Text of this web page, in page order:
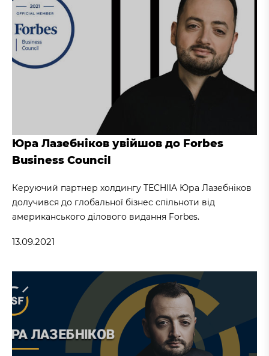
Юра Лазебніков увійшов до Forbes
Business Council
Керуючий партнер холдингу TECHIIA Юра Лазебніков
долучився до глобальної бізнес спільноти від
американського ділового видання Forbes.
13.09.2021